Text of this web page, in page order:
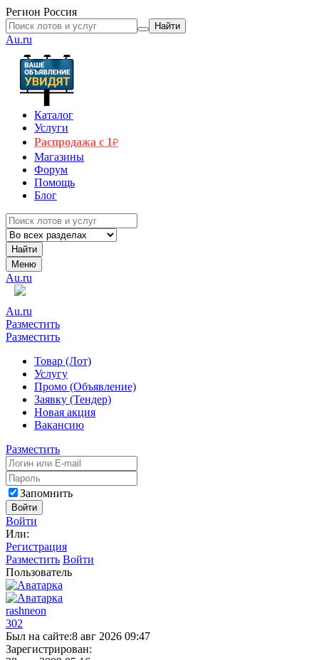
Регион Россия
Найти
Au.ru
Каталог
Услуги
Распродажа с 1₽
Магазины
Форум
Помощь
Блог
Найти
Меню
Au.ru
Au.ru
Разместить
Разместить
Товар (Лот)
Услугу
Промо (Объявление)
Заявку (Тендер)
Новая акция
Вакансию
Разместить
Запомнить
Войти
Войти
Или:
Регистрация
Разместить Войти
Пользователь
rashneon
302
Был на сайте:8 авг 2026 09:47
Зарегистрирован: